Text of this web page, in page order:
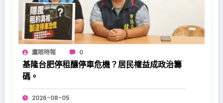
鷹眼時報 0
基隆台肥停租釀停車危機？居民權益成政治籌
碼。
2026-08-05